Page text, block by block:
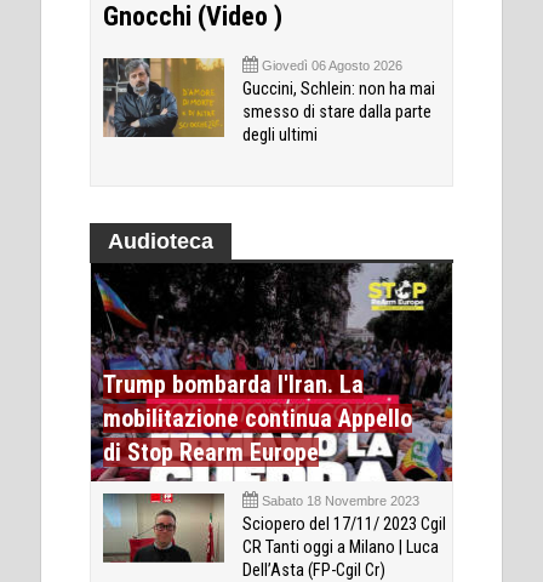
Gnocchi (Video )
Giovedì 06 Agosto 2026
Guccini, Schlein: non ha mai
smesso di stare dalla parte
degli ultimi
Audioteca
Trump bombarda l'Iran. La
mobilitazione continua Appello
di Stop Rearm Europe
Sabato 18 Novembre 2023
Sciopero del 17/11/ 2023 Cgil
CR Tanti oggi a Milano | Luca
Dell’Asta (FP-Cgil Cr)